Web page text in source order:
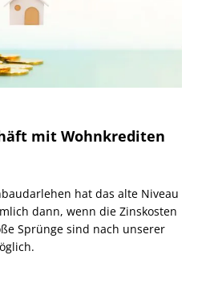
mit Wohnkrediten
hat das alte Niveau
dann, wenn die Zinskosten
Sprünge sind nach unserer